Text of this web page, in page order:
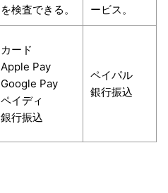
を検査できる。
ービス。
カード
Apple Pay
Google Pay
ペイディ
銀行振込
ペイパル
銀行振込